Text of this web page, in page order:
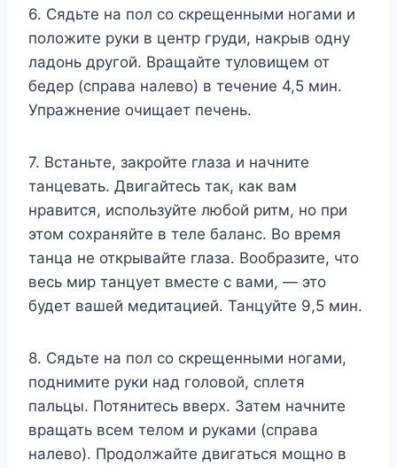
6. Сядьте на пол со скрещенными ногами и
положите руки в центр груди, накрыв одну
ладонь другой. Вращайте туловищем от
бедер (справа налево) в течение 4,5 мин.
Упражнение очищает печень.
7. Встаньте, закройте глаза и начните
танцевать. Двигайтесь так, как вам
нравится, используйте любой ритм, но при
этом сохраняйте в теле баланс. Во время
танца не открывайте глаза. Вообразите, что
весь мир танцует вместе с вами, — это
будет вашей медитацией. Танцуйте 9,5 мин.
8. Сядьте на пол со скрещенными ногами,
поднимите руки над головой, сплетя
пальцы. Потянитесь вверх. Затем начните
вращать всем телом и руками (справа
налево). Продолжайте двигаться мощно в